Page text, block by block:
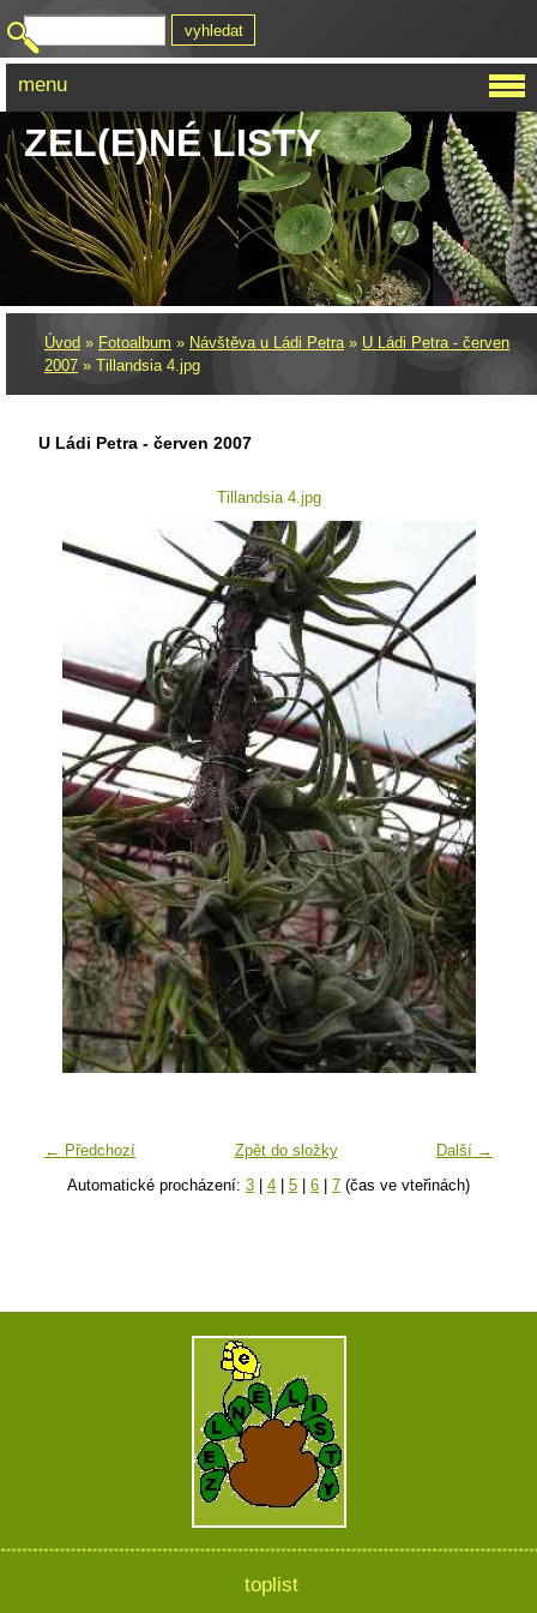
ZEL(E)NÉ LISTY
Úvod » Fotoalbum » Návštěva u Ládi Petra» U Ládi Petra - červen
2007 » Tillandsia 4.jpg
U Ládi Petra - červen 2007
Tillandsia 4.jpg
← Předchozí Další →
Zpět do složky
Automatické procházení: 3 4 5 6 7 (čas ve vteřinách)
menu
toplist